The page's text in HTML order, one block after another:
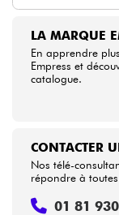
LA MARQUE
En apprendre
Empress et
catalogue.
CONTACTER
Nos télé-
répondre à
01 81